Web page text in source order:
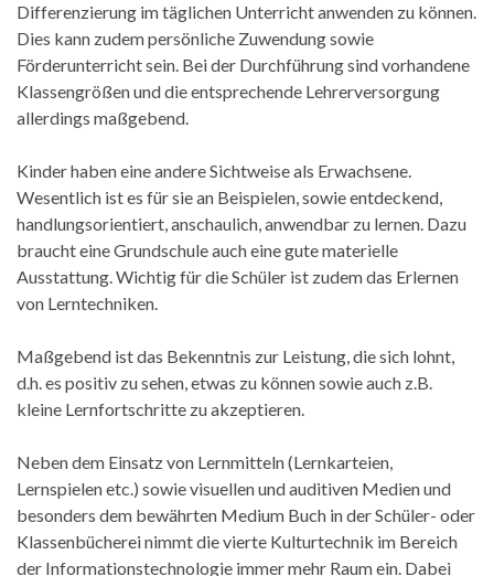
Differenzierung im täglichen Unterricht anwenden zu können.
Dies kann zudem persönliche Zuwendung sowie
Förderunterricht sein. Bei der Durchführung sind vorhandene
Klassengrößen und die entsprechende Lehrerversorgung
allerdings maßgebend.
Kinder haben eine andere Sichtweise als Erwachsene.
Wesentlich ist es für sie an Beispielen, sowie entdeckend,
handlungsorientiert, anschaulich, anwendbar zu lernen. Dazu
braucht eine Grundschule auch eine gute materielle
Ausstattung. Wichtig für die Schüler ist zudem das Erlernen
von Lerntechniken.
Maßgebend ist das Bekenntnis zur Leistung, die sich lohnt,
d.h. es positiv zu sehen, etwas zu können sowie auch z.B.
kleine Lernfortschritte zu akzeptieren.
Neben dem Einsatz von Lernmitteln (Lernkarteien,
Lernspielen etc.) sowie visuellen und auditiven Medien und
besonders dem bewährten Medium Buch in der Schüler- oder
Klassenbücherei nimmt die vierte Kulturtechnik im Bereich
der Informationstechnologie immer mehr Raum ein. Dabei